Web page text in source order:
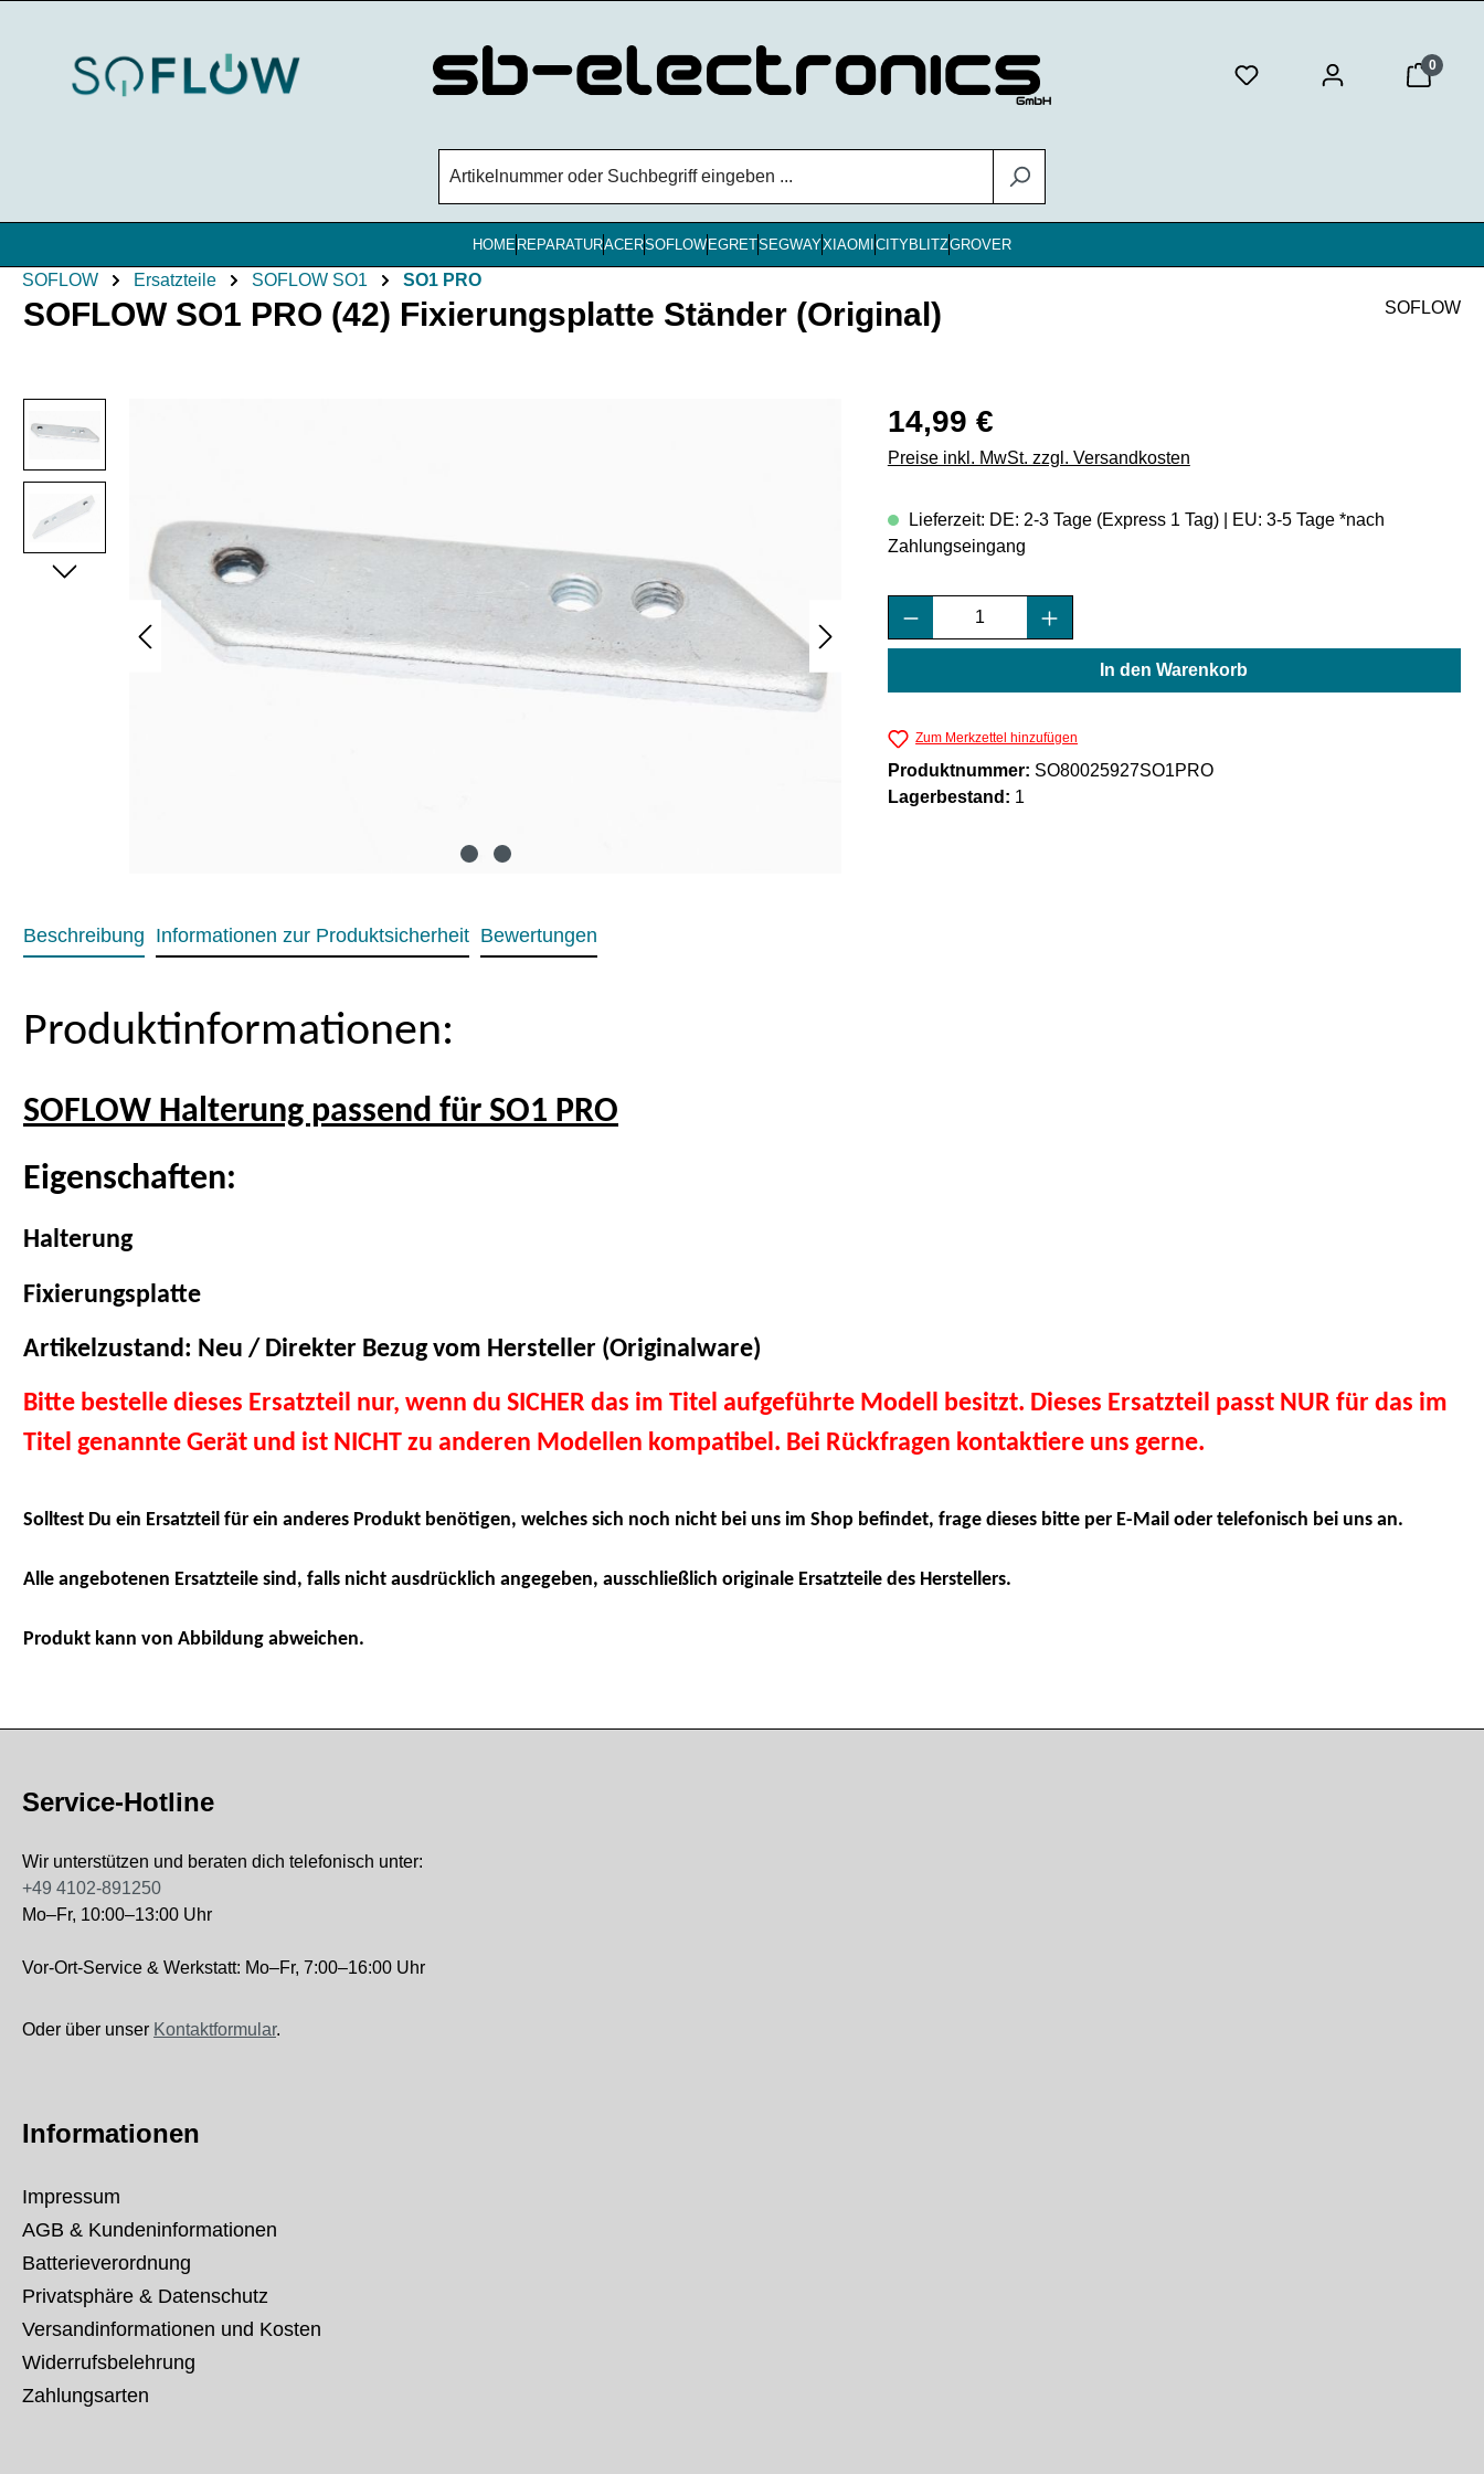
0
HOME REPARATURACERSOFLOW EGRETSEGWAYXIAOMI CITYBLITZGROVER
SOFLOW Ersatzteile SOFLOW SO1 SO1 PRO
SOFLOW SO1 PRO (42) Fixierungsplatte Ständer (Original) SOFLOW
Regulärer Preis:
14,99 €
Preise inkl. MwSt. zzgl. Versandkosten
Lieferzeit: DE: 2-3 Tage (Express 1 Tag) | EU: 3-5 Tage *nach
Zahlungseingang
Produkt Anzahl: Gib den gewünschten Wert ein
In den Warenkorb
Zum Merkzettel hinzufügen
Produktnummer: SO80025927SO1PRO
Lagerbestand: 1
Beschreibung Informationen zur Produktsicherheit Bewertungen
Produktinformationen:
SOFLOW Halterung passend für SO1 PRO
Eigenschaften:
Halterung
Fixierungsplatte
Artikelzustand: Neu / Direkter Bezug vom Hersteller (Originalware)
Bitte bestelle dieses Ersatzteil nur, wenn du SICHER das im Titel aufgeführte Modell besitzt. Dieses Ersatzteil passt NUR für das im
Titel genannte Gerät und ist NICHT zu anderen Modellen kompatibel. Bei Rückfragen kontaktiere uns gerne.
Solltest Du ein Ersatzteil für ein anderes Produkt benötigen, welches sich noch nicht bei uns im Shop befindet, frage dieses bitte per E-Mail oder telefonisch bei uns an.
Alle angebotenen Ersatzteile sind, falls nicht ausdrücklich angegeben, ausschließlich originale Ersatzteile des Herstellers.
Produkt kann von Abbildung abweichen.
Service-Hotline
Wir unterstützen und beraten dich telefonisch unter:
+49 4102-891250
Mo–Fr, 10:00–13:00 Uhr
Vor-Ort-Service & Werkstatt: Mo–Fr, 7:00–16:00 Uhr
Oder über unser Kontaktformular.
Informationen
Impressum
AGB & Kundeninformationen
Batterieverordnung
Privatsphäre & Datenschutz
Versandinformationen und Kosten
Widerrufsbelehrung
Zahlungsarten